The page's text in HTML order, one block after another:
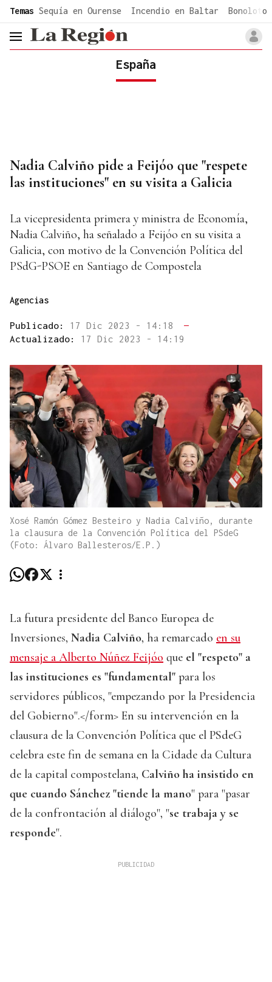
common.go-to-content
Temas Sequía en Ourense Incendio en Baltar Bonoloto
header.menu.open
España
Nadia Calviño pide a Feijóo que "respete
las instituciones" en su visita a Galicia
La vicepresidenta primera y ministra de Economía,
Nadia Calviño, ha señalado a Feijóo en su visita a
Galicia, con motivo de la Convención Política del
PSdG-PSOE en Santiago de Compostela
Agencias
Publicado: 17 Dic 2023 - 14:18
—
Actualizado: 17 Dic 2023 - 14:19
Xosé Ramón Gómez Besteiro y Nadia Calviño, durante
la clausura de la Convención Política del PSdeG
(Foto: Álvaro Ballesteros/E.P.)
La futura presidente del Banco Europea de
Inversiones, Nadia Calviño, ha remarcado en su
mensaje a Alberto Núñez Feijóo que el "respeto" a
las instituciones es "fundamental" para los
servidores públicos, "empezando por la Presidencia
del Gobierno".</form> En su intervención en la
clausura de la Convención Política que el PSdeG
celebra este fin de semana en la Cidade da Cultura
de la capital compostelana, Calviño ha insistido en
que cuando Sánchez "tiende la mano" para "pasar
de la confrontación al diálogo", "se trabaja y se
responde".